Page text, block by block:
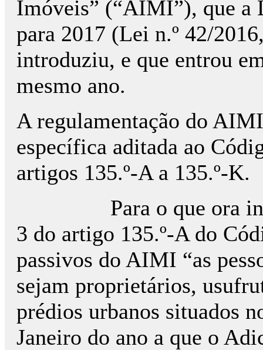
Imóveis” (“AIMI”), que a
para 2017 (Lei n.º 42/
introduziu, e que entrou
mesmo ano.
A regulamentação do
específica aditada ao
artigos 135.º-A a 135.º-K.
Para o que ora
3 do artigo 135.º-A do
passivos do AIMI “as
sejam proprietários,
prédios urbanos situados
Janeiro do ano a que o